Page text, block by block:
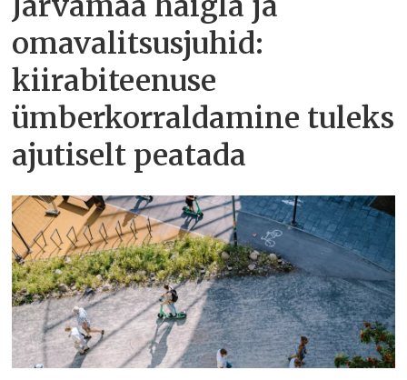
omavalitsusjuhid:
kiirabiteenuse
ümberkorraldamine tuleks
ajutiselt peatada